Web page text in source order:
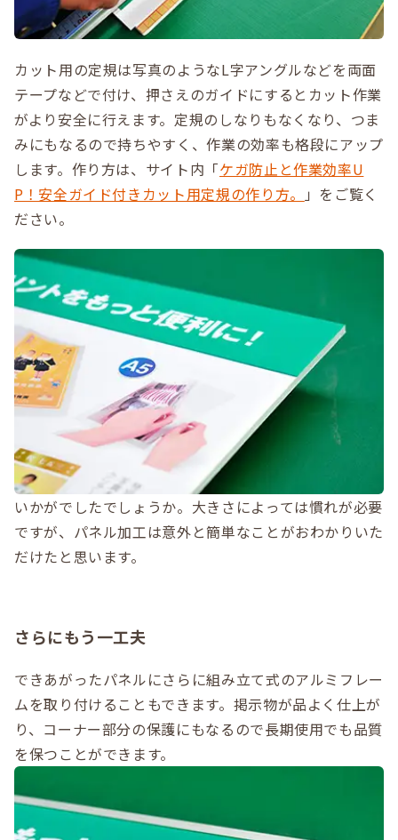
カット用の定規は写真のようなL字アングルなどを両面
テープなどで付け、押さえのガイドにするとカット作業
がより安全に行えます。定規のしなりもなくなり、つま
みにもなるので持ちやすく、作業の効率も格段にアップ
します。作り方は、サイト内「ケガ防止と作業効率U
P！安全ガイド付きカット用定規の作り方。
」をご覧く
ださい。
いかがでしたでしょうか。大きさによっては慣れが必要
ですが、パネル加工は意外と簡単なことがおわかりいた
だけたと思います。
さらにもう一工夫
できあがったパネルにさらに組み立て式のアルミフレー
ムを取り付けることもできます。掲示物が品よく仕上が
り、コーナー部分の保護にもなるので長期使用でも品質
を保つことができます。